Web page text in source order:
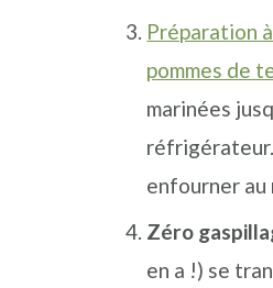
Préparation
pommes de
marinées
enfourner au
Zéro
en a !) se